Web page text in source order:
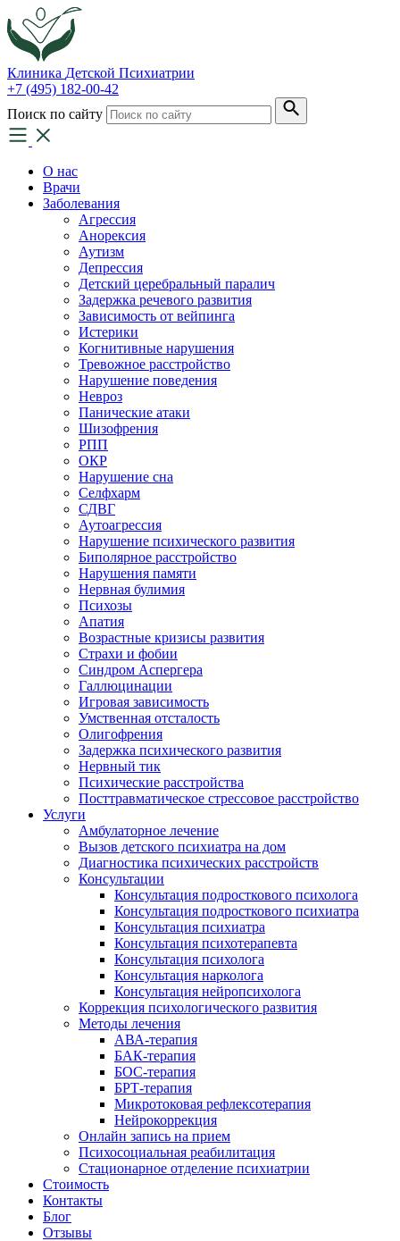
Клиника Детской Психиатрии
+7 (495) 182-00-42
Поиск по сайту
О нас
Врачи
Заболевания
Агрессия
Анорексия
Аутизм
Депрессия
Детский церебральный паралич
Задержка речевого развития
Зависимость от вейпинга
Истерики
Когнитивные нарушения
Тревожное расстройство
Нарушение поведения
Невроз
Панические атаки
Шизофрения
РПП
ОКР
Нарушение сна
Селфхарм
СДВГ
Аутоагрессия
Нарушение психического развития
Биполярное расстройство
Нарушения памяти
Нервная булимия
Психозы
Апатия
Возрастные кризисы развития
Страхи и фобии
Синдром Аспергера
Галлюцинации
Игровая зависимость
Умственная отсталость
Олигофрения
Задержка психического развития
Нервный тик
Психические расстройства
Посттравматическое стрессовое расстройство
Услуги
Амбулаторное лечение
Вызов детского психиатра на дом
Диагностика психических расстройств
Консультации
Консультация подросткового психолога
Консультация подросткового психиатра
Консультация психиатра
Консультация психотерапевта
Консультация психолога
Консультация нарколога
Консультация нейропсихолога
Коррекция психологического развития
Методы лечения
АВА-терапия
БАК-терапия
БОС-терапия
БРТ-терапия
Микротоковая рефлексотерапия
Нейрокоррекция
Онлайн запись на прием
Психосоциальная реабилитация
Стационарное отделение психиатрии
Стоимость
Контакты
Блог
Отзывы